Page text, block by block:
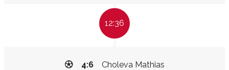
12:36
Choleva Mathias
4:6